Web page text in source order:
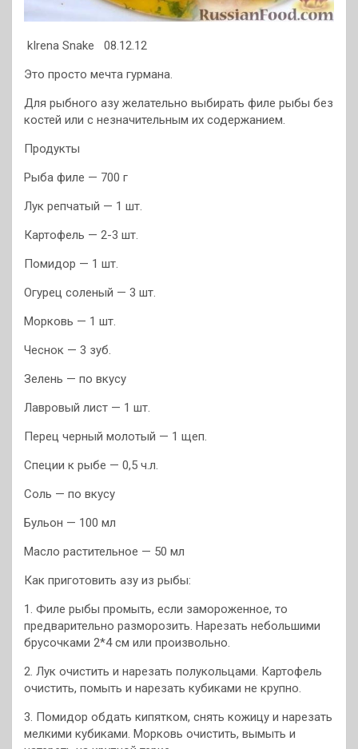
kIrena Snake 08.12.12
Это просто мечта гурмана.
Для рыбного азу желательно выбирать филе рыбы без
костей или с незначительным их содержанием.
Продукты
Рыба филе — 700 г
Лук репчатый — 1 шт.
Картофель — 2-3 шт.
Помидор — 1 шт.
Огурец соленый — 3 шт.
Морковь — 1 шт.
Чеснок — 3 зуб.
Зелень — по вкусу
Лавровый лист — 1 шт.
Перец черный молотый — 1 щеп.
Специи к рыбе — 0,5 ч.л.
Соль — по вкусу
Бульон — 100 мл
Масло растительное — 50 мл
Как приготовить азу из рыбы:
1. Филе рыбы промыть, если замороженное, то
предварительно разморозить. Нарезать небольшими
брусочками 2*4 см или произвольно.
2. Лук очистить и нарезать полукольцами. Картофель
очистить, помыть и нарезать кубиками не крупно.
3. Помидор обдать кипятком, снять кожицу и нарезать
мелкими кубиками. Морковь очистить, вымыть и